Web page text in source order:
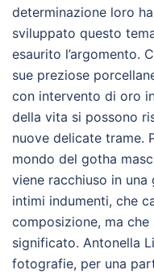
determinazione loro
sviluppato questo
esaurito l’argomento.
sue preziose
con intervento di oro
della vita si possono
nuove delicate trame.
mondo del gotha
viene racchiuso in
intimi indumenti, che
composizione, ma
significato. Antonella
fotografie, per una